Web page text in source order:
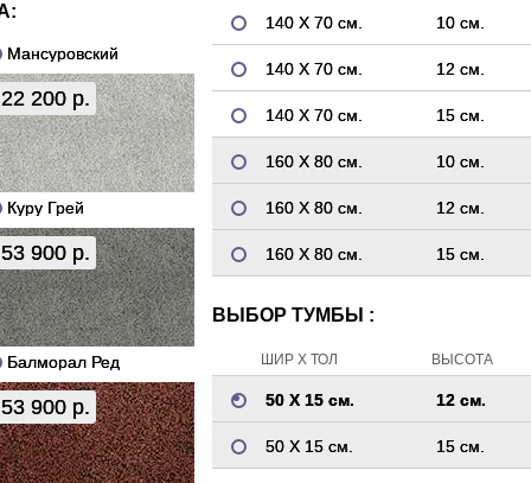
Мансуровский
22 200 р.
Куру Грей
53 900 р.
Балморал Ред
53 900 р.
140 Х 70 см. 10 см.
140 Х 70 см. 12 см.
140 Х 70 см. 15 см.
160 Х 80 см. 10 см.
160 Х 80 см. 12 см.
160 Х 80 см. 15 см.
ВЫБОР ТУМБЫ :
ШИР Х ТОЛ ВЫСОТА
50 Х 15 см. 12 см.
50 Х 15 см. 15 см.